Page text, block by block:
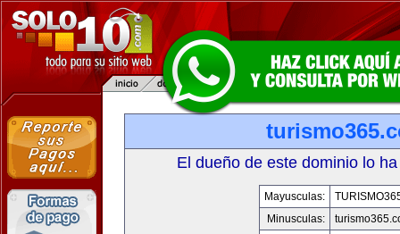
El dueño de este dominio lo
Mayusculas:
Minusculas: